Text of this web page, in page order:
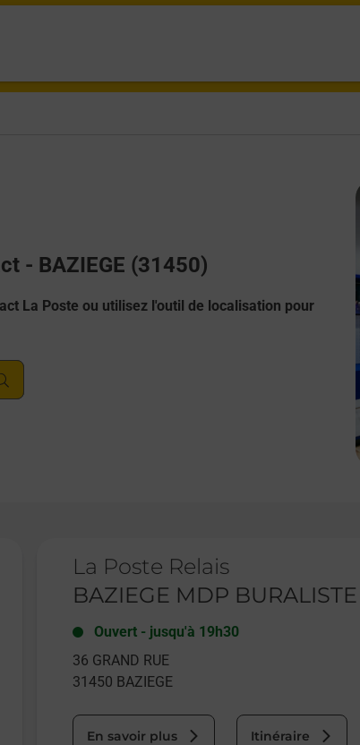
- BAZIEGE (31450)
La Poste ou utilisez l'outil de localisation pour
La Poste Relais
BAZIEGE MDP BURALISTE
Ouvert- jusqu'à 19h30
36 GRAND RUE
31450 BAZIEGE
En savoir plus Itinéraire